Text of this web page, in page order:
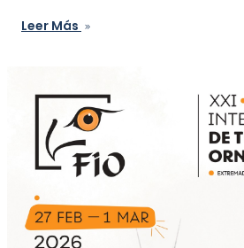
Leer Más